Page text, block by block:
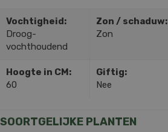
Vochtigheid:
Droog-
vochthoudend
Zon / schaduw:
Zon
Hoogte in CM:
60
Giftig:
Nee
SOORTGELIJKE PLANTEN